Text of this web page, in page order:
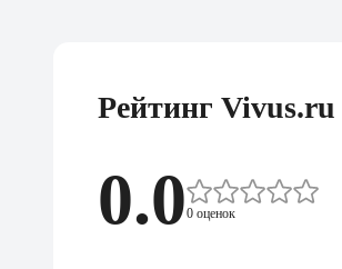
Рейтинг Vivus.ru
0.00 оценок